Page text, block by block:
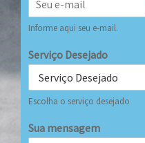
Informe aqui seu e-mail.
Serviço Desejado
Escolha o serviço desejado
Sua mensagem